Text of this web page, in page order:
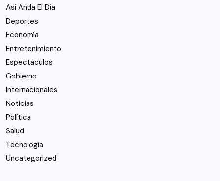
Así Anda El Día
Deportes
Economía
Entretenimiento
Espectaculos
Gobierno
Internacionales
Noticias
Política
Salud
Tecnología
Uncategorized